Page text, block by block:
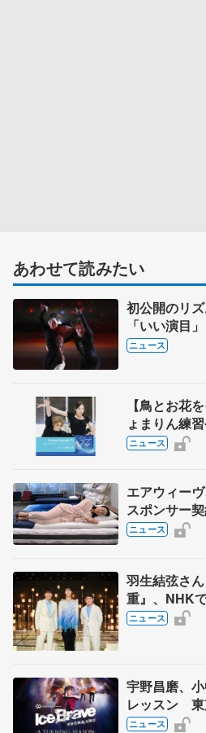
あわせて読みたい
初公開のリ
「いい演目
凜、宇野昌
ニュース
【鳥とお花
ょまりん練
#75を配信
ニュース
エアウィー
スポンサー
な挑戦にも
ニュース
羽生結弦さ
重』、NHK
ニュース
宇野昌磨、
レッスン 東
で、「Ice
ニュース